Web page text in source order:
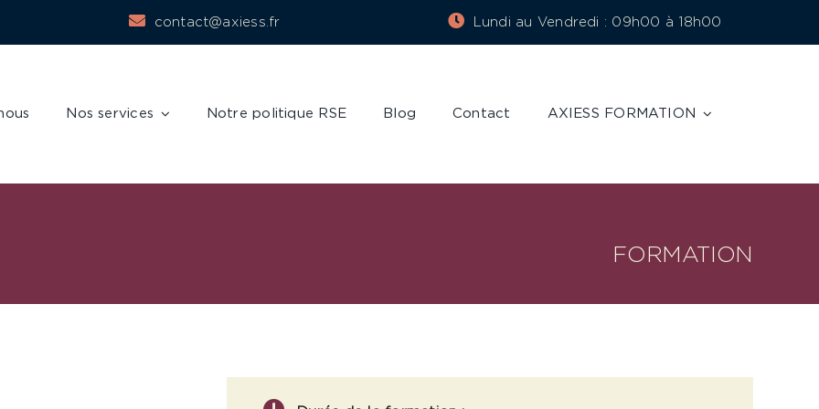
contact@axiess.fr Lundi au Vendredi : 09h00 à 18h00
Nos services Notre politique RSE Blog Contact AXIESS FORMATION
FORMATION